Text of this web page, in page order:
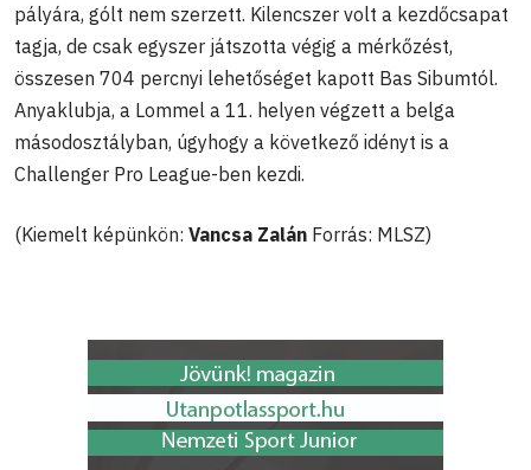
pályára, gólt nem szerzett. Kilencszer volt a kezdőcsapat
tagja, de csak egyszer játszotta végig a mérkőzést,
összesen 704 percnyi lehetőséget kapott Bas Sibumtól.
Anyaklubja, a Lommel a 11. helyen végzett a belga
másodosztályban, úgyhogy a következő idényt is a
Challenger Pro League-ben kezdi.
(Kiemelt képünkön: Vancsa Zalán Forrás: MLSZ)